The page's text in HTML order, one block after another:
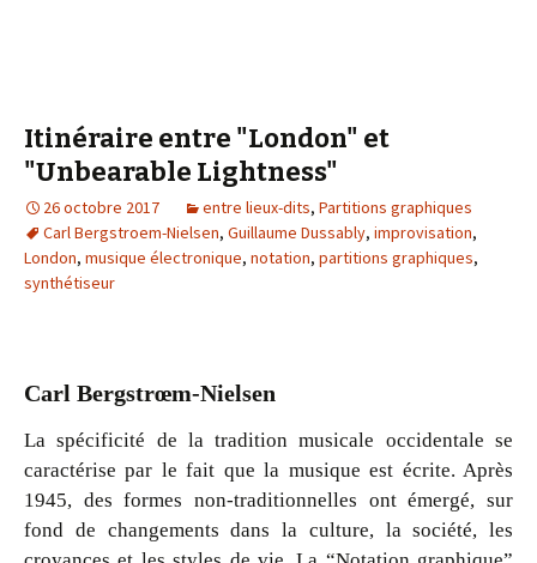
Itinéraire entre "London" et
"Unbearable Lightness"
26 octobre 2017 entre lieux-dits, Partitions graphiques
Carl Bergstroem-Nielsen, Guillaume Dussably, improvisation,
London, musique électronique, notation, partitions graphiques,
synthétiseur
Carl Bergstrœm-Nielsen
La spécificité de la tradition musicale occidentale se
caractérise par le fait que la musique est écrite. Après
1945, des formes non-traditionnelles ont émergé, sur
fond de changements dans la culture, la société, les